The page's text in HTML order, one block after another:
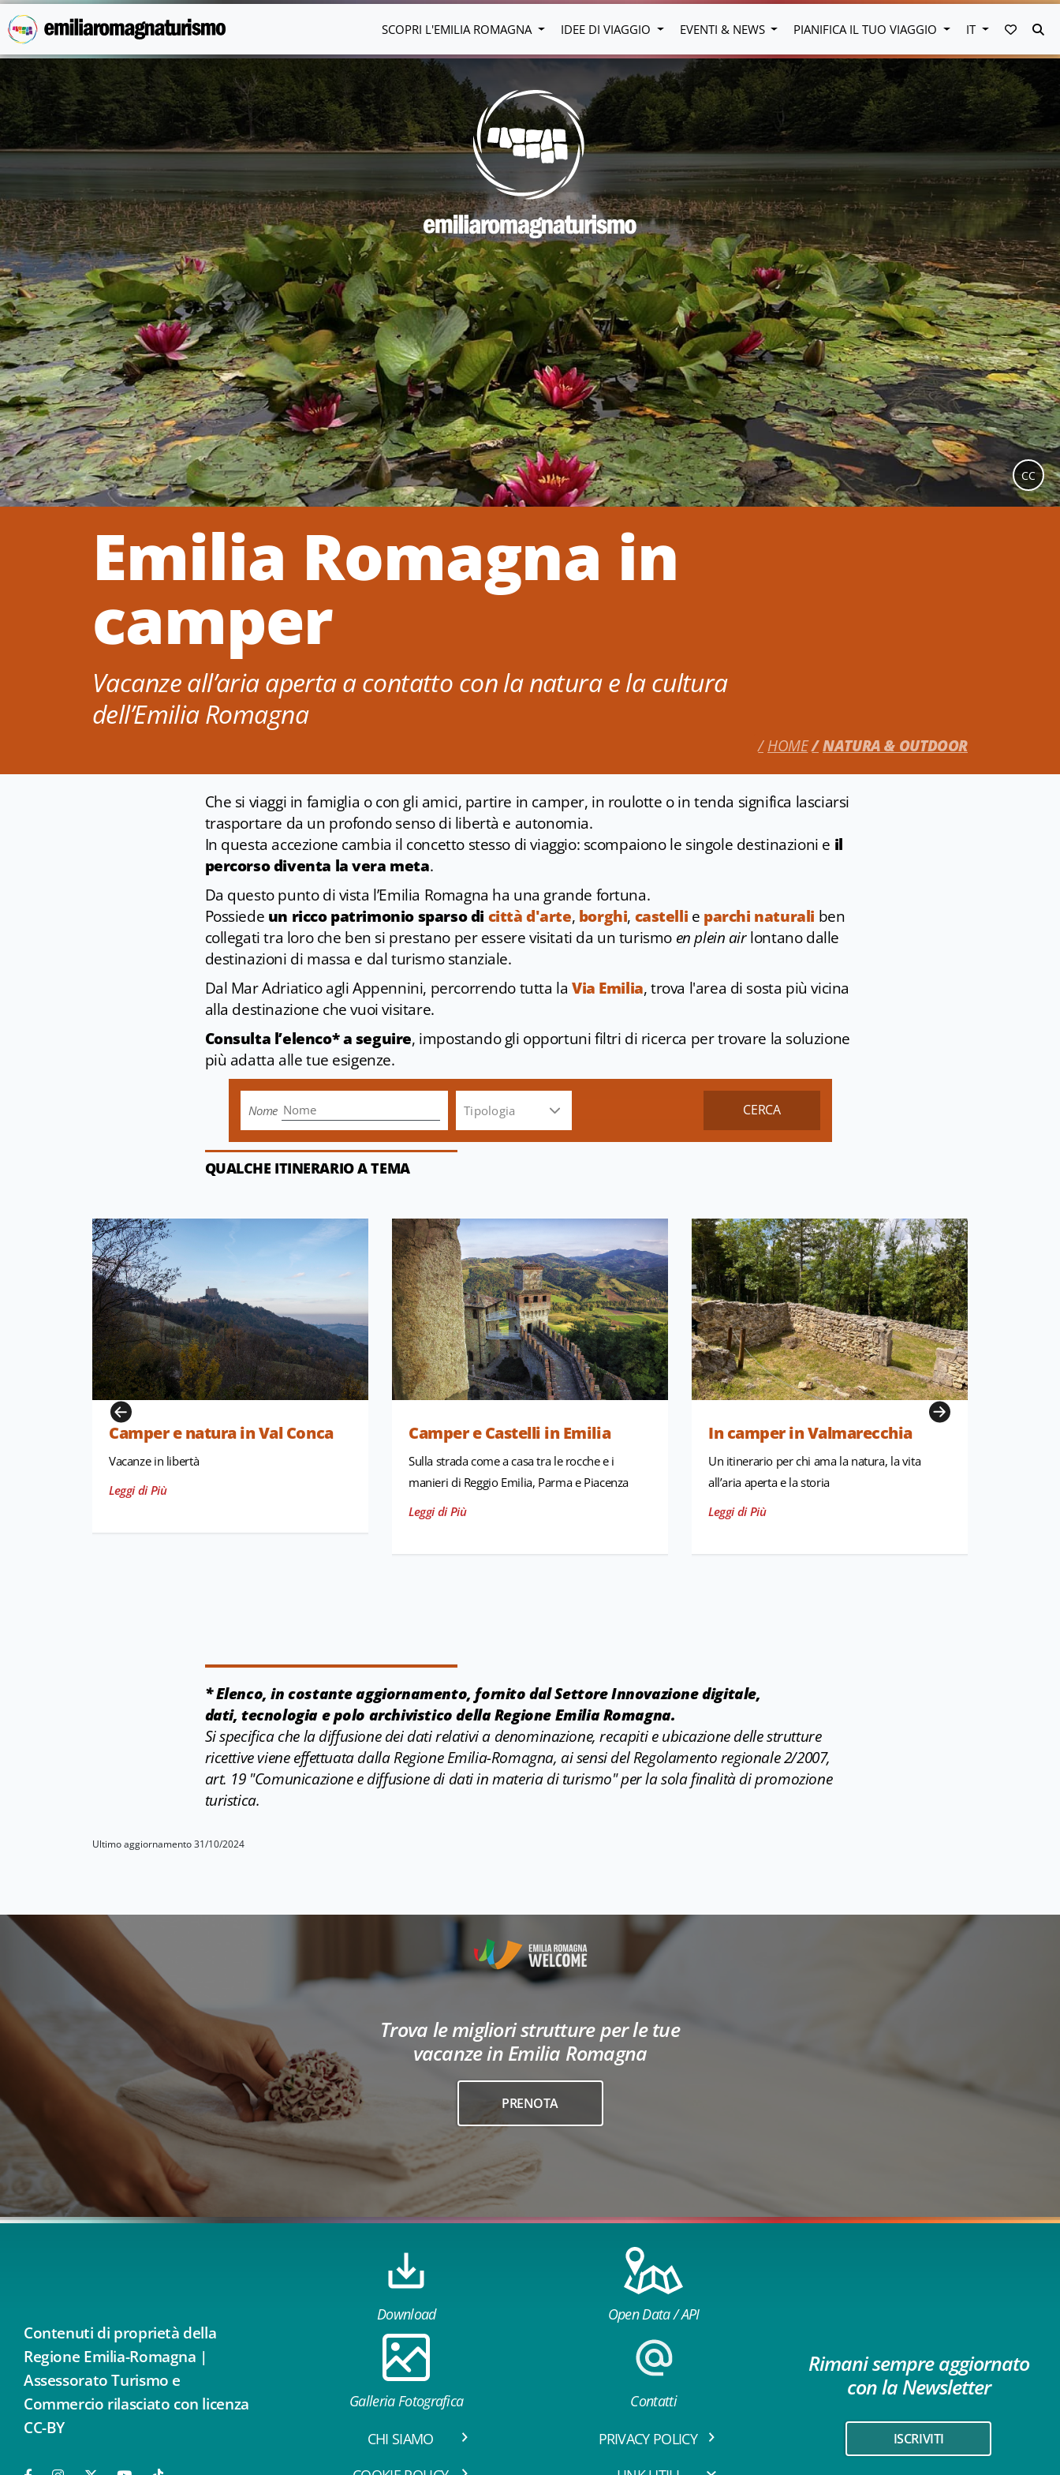
Vai al contenuto principale
SCOPRI L'EMILIA ROMAGNA IDEE DI VIAGGIO EVENTI & NEWS PIANIFICA IL TUO VIAGGIO IT VAI AI
Emilia Romagna in
camper
Vacanze all’aria aperta a contatto con la natura e la cultura
dell’Emilia Romagna
HOME NATURA & OUTDOOR
CC
Che si viaggi in famiglia o con gli amici, partire in camper, in roulotte o in tenda significa lasciarsi
trasportare da un profondo senso di libertà e autonomia.
In questa accezione cambia il concetto stesso di viaggio: scompaiono le singole destinazioni e il
percorso diventa la vera meta.
Da questo punto di vista l’Emilia Romagna ha una grande fortuna.
Possiede un ricco patrimonio sparso di città d'arte, borghi, castelli e parchi naturali ben
collegati tra loro che ben si prestano per essere visitati da un turismo en plein airlontano dalle
destinazioni di massa e dal turismo stanziale.
Dal Mar Adriatico agli Appennini, percorrendo tutta la Via Emilia, trova l'area di sosta più vicina
alla destinazione che vuoi visitare.
Consulta l’elenco* a seguire, impostando gli opportuni filtri di ricerca per trovare la soluzione
più adatta alle tue esigenze.
Nome Tipologia CERCA
QUALCHE ITINERARIO A TEMA
Camper e natura in Val Conca
Vacanze in libertà
Leggi di Più
Camper e Castelli in Emilia
Sulla strada come a casa tra le rocche e i
manieri di Reggio Emilia, Parma e Piacenza
Leggi di Più
In camper in Valmarecchia
Un itinerario per chi ama la natura, la vita
all’aria aperta e la storia
Leggi di Più
* Elenco, in costante aggiornamento, fornito dal Settore Innovazione digitale,
dati, tecnologia e polo archivistico della Regione Emilia Romagna.
Si specifica che la diffusione dei dati relativi a denominazione, recapiti e ubicazione delle strutture
ricettive viene effettuata dalla Regione Emilia-Romagna, ai sensi del Regolamento regionale 2/2007,
art. 19 "Comunicazione e diffusione di dati in materia di turismo" per la sola finalità di promozione
turistica.
Ultimo aggiornamento 31/10/2024
Trova le migliori strutture per le tue
vacanze in Emilia Romagna
PRENOTA
Contenuti di proprietà della
Regione Emilia-Romagna |
Assessorato Turismo e
Commercio rilasciato con licenza
CC-BY
Download Open Data / API
Galleria Fotografica
Contatti
CHI SIAMO
PRIVACY POLICY
Rimani sempre aggiornato
con la Newsletter
ISCRIVITI